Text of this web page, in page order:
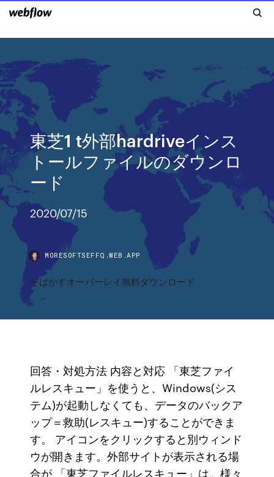
東芝1 t外部hardriveインス
トールファイルのダウンロ
ード
2020/07/15
MORESOFTSEFFQ.WEB.APP
そばかすオーバーレイ無料ダウンロード
回答・対処方法 内容と対応 「東芝ファイ
ルレスキュー」を使うと、Windows(シス
テム)が起動しなくても、データのバックア
ップ＝救助(レスキュー)することができま
す。 アイコンをクリックすると別ウィンド
ウが開きます。外部サイトが表示される場
合が 「東芝ファイルレスキュー」は、様々